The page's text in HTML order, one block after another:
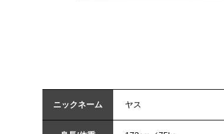
ニックネーム ヤス